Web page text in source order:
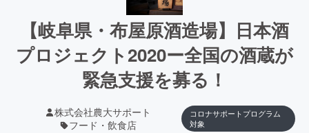
【岐阜県・布屋原酒造場】日本酒
プロジェクト2020ー全国の酒蔵が
緊急支援を募る！
株式会社農大サポート
フード・飲食店
コロナサポートプログラム
対象